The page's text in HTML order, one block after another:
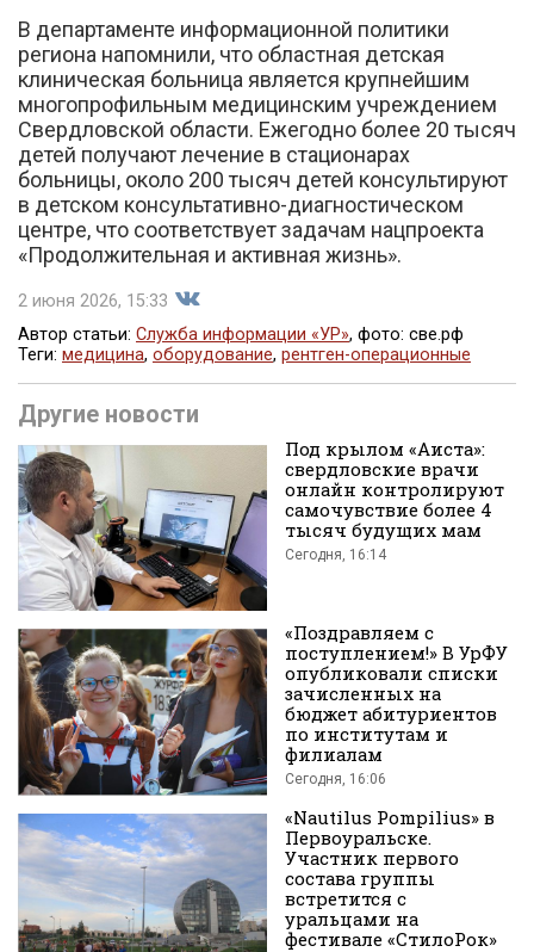
В департаменте информационной политики
региона напомнили, что областная детская
клиническая больница является крупнейшим
многопрофильным медицинским учреждением
Свердловской области. Ежегодно более 20 тысяч
детей получают лечение в стационарах
больницы, около 200 тысяч детей консультируют
в детском консультативно-диагностическом
центре, что соответствует задачам нацпроекта
«Продолжительная и активная жизнь».
2 июня 2026, 15:33
Поделиться
во
Вконтакте
Автор статьи: Служба информации «УР», фото: све.рф
Теги: медицина, оборудование, рентген-операционные
Другие новости
Под крылом «Аиста»:
свердловские врачи
онлайн контролируют
самочувствие более 4
тысяч будущих мам
Сегодня, 16:14
«Поздравляем с
поступлением!» В УрФУ
опубликовали списки
зачисленных на
бюджет абитуриентов
по институтам и
филиалам
Сегодня, 16:06
«Nautilus Pompilius» в
Первоуральске.
Участник первого
состава группы
встретится с
уральцами на
фестивале «СтилоРок»